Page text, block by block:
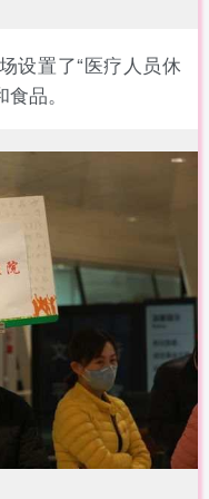
设置了“医疗人员休
品。